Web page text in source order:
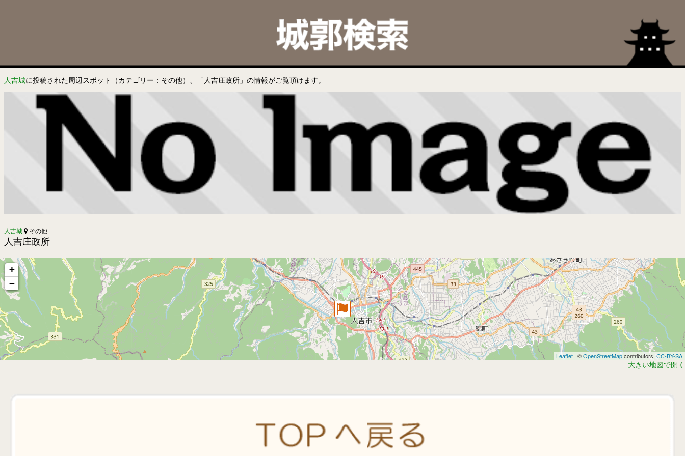
人吉城に投稿された周辺スポット（カテゴリー：その他）、「人吉庄政所」の情報がご覧頂けます。
人吉城 その他
人吉庄政所
+
−
Leaflet | ©OpenStreetMapcontributors, CC-BY-SA
大きい地図で開く